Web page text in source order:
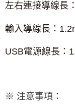
左右連接導線長：
輸入導線長：
USB電源線長：
※ 注意事項：